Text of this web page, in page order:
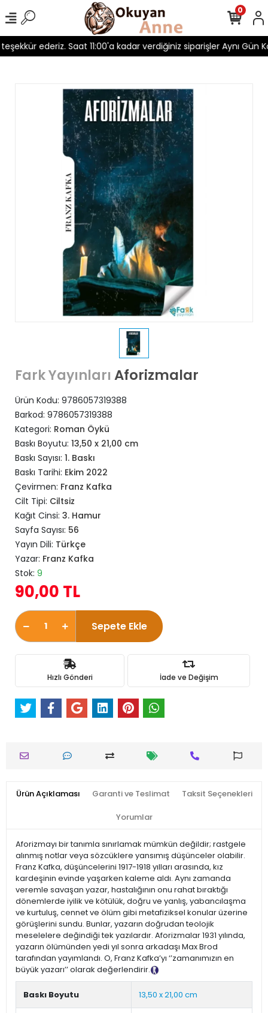
ederiz. Saat 11:00'a kadar verdiğiniz siparişler Aynı Gün
0
Fark Yayınları Aforizmalar
Ürün Kodu: 9786057319388
Barkod: 9786057319388
Kategori: Roman Öykü
Baskı Boyutu: 13,50 x 21,00 cm
Baskı Sayısı: 1. Baskı
Baskı Tarihi: Ekim 2022
Çevirmen: Franz Kafka
Cilt Tipi: Ciltsiz
Kağıt Cinsi: 3. Hamur
Sayfa Sayısı: 56
Yayın Dili: Türkçe
Yazar: Franz Kafka
Stok: 9
90,00 TL
Sepete Ekle
Hızlı Gönderi İade ve Değişim
Ürün Açıklaması Garanti ve Teslimat Taksit Seçenekleri
Yorumlar
Aforizmayı bir tanımla sınırlamak mümkün değildir; rastgele
alınmış notlar veya sözcüklere yansımış düşünceler olabilir.
Franz Kafka, düşüncelerini 1917-1918 yılları arasında, kız
kardeşinin evinde yaşarken kaleme aldı. Aynı zamanda
veremle savaşan yazar, hastalığının onu rahat bıraktığı
dönemlerde iyilik ve kötülük, doğru ve yanlış, yabancılaşma
ve kurtuluş, cennet ve ölüm gibi metafiziksel konular üzerine
görüşlerini sundu. Bunlar, yazarın doğrudan teolojik
meselelere değindiği tek yazılardır. Aforizmalar 1931 yılında,
yazarın ölümünden yedi yıl sonra arkadaşı Max Brod
tarafından yayımlandı. O, Franz Kafka’yı ‘’zamanımızın en
büyük yazarı’’ olarak değerlendirir.
Baskı Boyutu 13,50 x 21,00 cm